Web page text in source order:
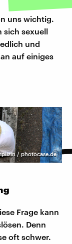
uns wichtig.
sich sexuell
und
auf einiges
/ photocase.de
Frage kann
Denn
oft schwer.